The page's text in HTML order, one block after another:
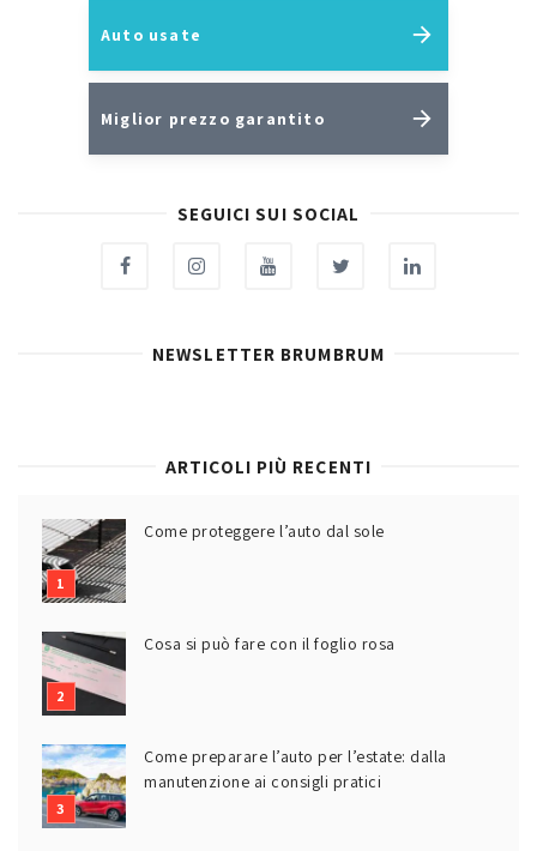
Auto usate
Miglior prezzo garantito
SEGUICI SUI SOCIAL
NEWSLETTER BRUMBRUM
ARTICOLI PIÙ RECENTI
Come proteggere l’auto dal sole
Cosa si può fare con il foglio rosa
Come preparare l’auto per l’estate: dalla
manutenzione ai consigli pratici